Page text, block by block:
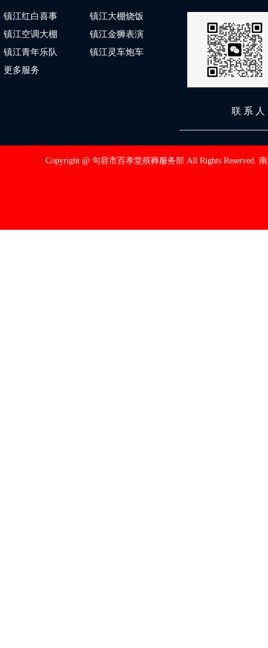
镇江红白喜事
镇江大棚烧饭
镇江空调大棚
镇江金狮表演
镇江青年乐队
镇江灵车炮车
更多服务
联 系 人
Copyright @ 句容市百孝堂殡葬服务部 All Rights Reserved.